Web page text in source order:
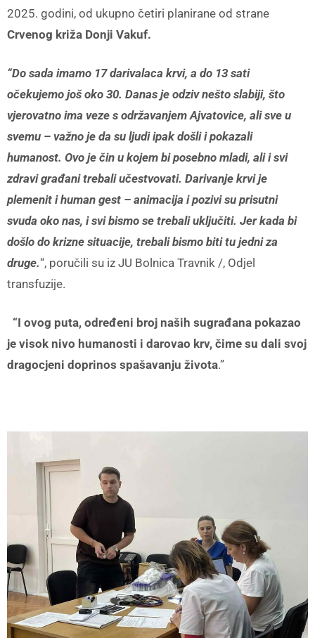
2025. godini, od ukupno četiri planirane od strane
Crvenog križa Donji Vakuf.
“Do sada imamo 17 darivalaca krvi, a do 13 sati
očekujemo još oko 30. Danas je odziv nešto slabiji, što
vjerovatno ima veze s održavanjem Ajvatovice, ali sve u
svemu – važno je da su ljudi ipak došli i pokazali
humanost. Ovo je čin u kojem bi posebno mladi, ali i svi
zdravi građani trebali učestvovati. Darivanje krvi je
plemenit i human gest – animacija i pozivi su prisutni
svuda oko nas, i svi bismo se trebali uključiti. Jer kada bi
došlo do krizne situacije, trebali bismo biti tu jedni za
druge.“, poručili su iz JU Bolnica Travnik /, Odjel
transfuzije.
“I ovog puta, određeni broj naših sugrađana pokazao
je visok nivo humanosti i darovao krv, čime su dali svoj
dragocjeni doprinos spašavanju života.”